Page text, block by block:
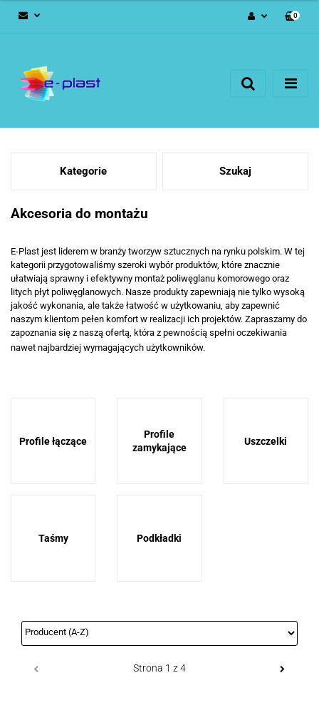
Dodaj zgłoszenie
0
Kategorie Szukaj
Akcesoria do montażu
E-Plast jest liderem w branży tworzyw sztucznych na rynku polskim. W tej
kategorii przygotowaliśmy szeroki wybór produktów, które znacznie
ułatwiają sprawny i efektywny montaż poliwęglanu komorowego oraz
litych płyt poliwęglanowych. Nasze produkty zapewniają nie tylko wysoką
jakość wykonania, ale także łatwość w użytkowaniu, aby zapewnić
naszym klientom pełen komfort w realizacji ich projektów. Zapraszamy do
zapoznania się z naszą ofertą, która z pewnością spełni oczekiwania
nawet najbardziej wymagających użytkowników.
Profile łączące
Profile
zamykające
Uszczelki
Taśmy Podkładki